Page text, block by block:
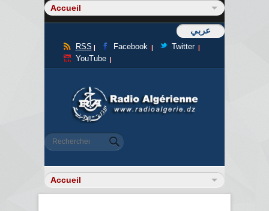
عربي
RSS Facebook
Twitter
YouTube
Formulaire de recherche
Rechercher